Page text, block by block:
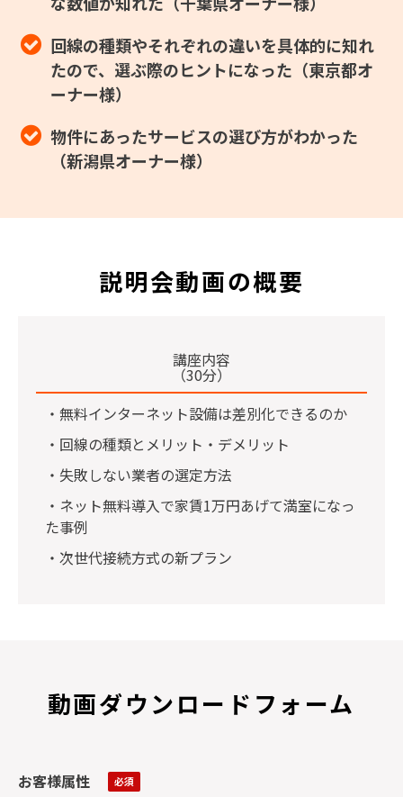
回線の種類やそれぞれの違いを具体的に知れ
たので、選ぶ際のヒントになった（東京都オ
ーナー様）
物件にあったサービスの選び方がわかった
（新潟県オーナー様）
説明会動画の概要
講座内容
（30分）
・無料インターネット設備は差別化できるのか
・回線の種類とメリット・デメリット
・失敗しない業者の選定方法
・ネット無料導入で家賃1万円あげて満室になっ
た事例
・次世代接続方式の新プラン
動画ダウンロードフォーム
お客様属性